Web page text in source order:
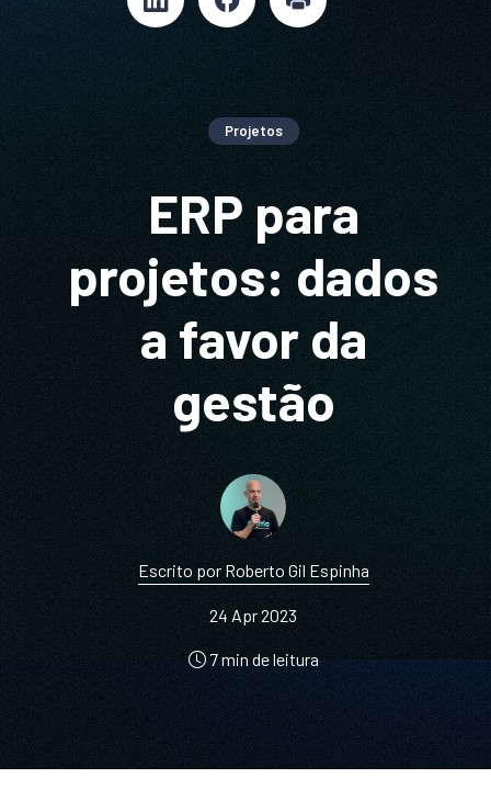
Projetos
ERP para
projetos: dados
a favor da
gestão
Escrito por Roberto Gil Espinha
24 Apr 2023
7 min de leitura